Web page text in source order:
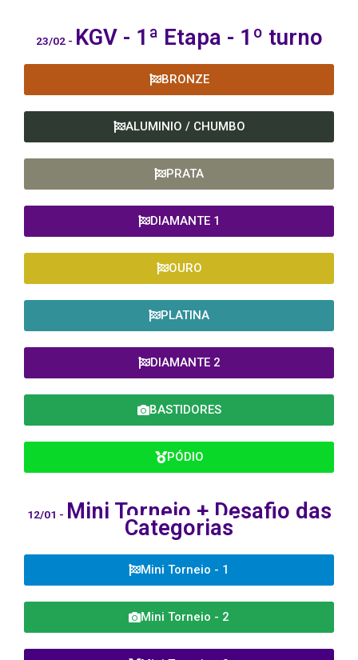
23/02 - KGV - 1ª Etapa - 1º turno
BRONZE
ALUMINIO / CHUMBO
PRATA
DIAMANTE 1
OURO
PLATINA
DIAMANTE 2
BASTIDORES
PÓDIO
12/01 - Mini Torneio + Desafio das
Categorias
Mini Torneio - 1
Mini Torneio - 2